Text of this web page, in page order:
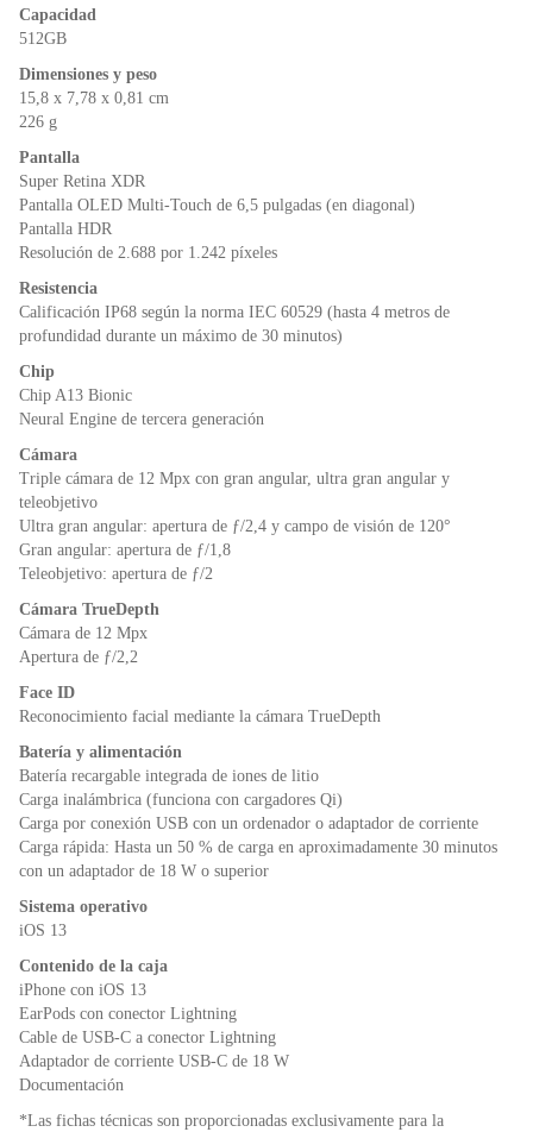
Capacidad
512GB
Dimensiones y peso
15,8 x 7,78 x 0,81 cm
226 g
Pantalla
Super Retina XDR
Pantalla OLED Multi‑Touch de 6,5 pulgadas (en diagonal)
Pantalla HDR
Resolución de 2.688 por 1.242 píxeles
Resistencia
Calificación IP68 según la norma IEC 60529 (hasta 4 metros de
profundidad durante un máximo de 30 minutos)
Chip
Chip A13 Bionic
Neural Engine de tercera generación
Cámara
Triple cámara de 12 Mpx con gran angular, ultra gran angular y
teleobjetivo
Ultra gran angular: apertura de ƒ/2,4 y campo de visión de 120°
Gran angular: apertura de ƒ/1,8
Teleobjetivo: apertura de ƒ/2
Cámara TrueDepth
Cámara de 12 Mpx
Apertura de ƒ/2,2
Face ID
Reconocimiento facial mediante la cámara TrueDepth
Batería y alimentación
Batería recargable integrada de iones de litio
Carga inalámbrica (funciona con cargadores Qi)
Carga por conexión USB con un ordenador o adaptador de corriente
Carga rápida: Hasta un 50 % de carga en aproximadamente 30 minutos
con un adaptador de 18 W o superior
Sistema operativo
iOS 13
Contenido de la caja
iPhone con iOS 13
EarPods con conector Lightning
Cable de USB‑C a conector Lightning
Adaptador de corriente USB‑C de 18 W
Documentación
*Las fichas técnicas son proporcionadas exclusivamente para la